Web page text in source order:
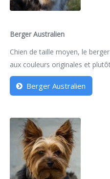
Berger Australien
Chien de taille moyen, le
aux couleurs originales et
Berger Australien